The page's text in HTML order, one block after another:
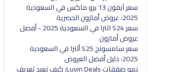
سعر آيفون 13 برو ماكس في السعودية
2025: عروض أمازون الحصرية
سعر S24 الترا في السعودية 2025 - أفضل
عروض أمازون
سعر سامسونج S25 ألترا في السعودية
2025: دليل أفضل العروض
نمو صفقات Luvin Deals: كيف نعيد تعريف